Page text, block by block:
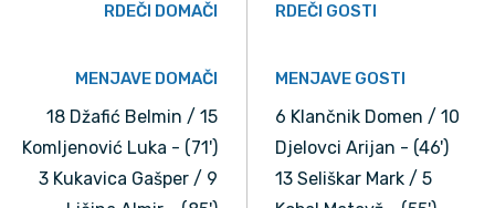
RDEČI DOMAČI RDEČI GOSTI
MENJAVE DOMAČI
18 Džafić Belmin / 15
Komljenović Luka - (71')
3 Kukavica Gašper / 9
MENJAVE GOSTI
6 Klančnik Domen / 10
Djelovci Arijan - (46')
13 Seliškar Mark / 5